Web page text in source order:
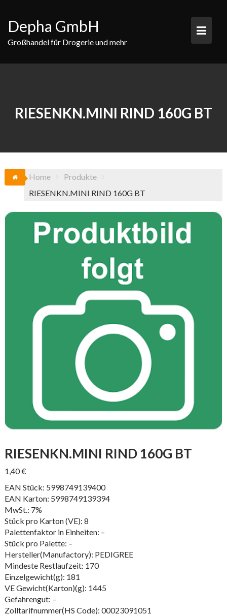
content
Depha GmbH
Großhandel für Drogerie und mehr
RIESENKN.MINI RIND 160G BT
Home
Produkte
RIESENKN.MINI RIND 160G BT
RIESENKN.MINI RIND 160G BT
1,40€
EAN Stück: 5998749139400
EAN Karton: 5998749139394
MwSt.: 7%
Stück pro Karton (VE): 8
Palettenfaktor in Einheiten: –
Stück pro Palette: –
Hersteller(Manufactory): PEDIGREE
Mindeste Restlaufzeit: 170
Einzelgewicht(g): 181
VE Gewicht(Karton)(g): 1445
Gefahrengut: –
Zolltarifnummer(HS Code): 00023091051